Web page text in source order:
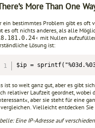
More Than One
ein bestimmtes Problem gibt es oft
es oft nichts anderes, als alle
mit Nullen
Lösung ist:
$ip =
ist so weit ganz gut, aber es gibt
relativer Laufzeit geordnet, wobei
aber sie steht für eine
Vielleicht entdecken
Eine IP-Adresse auf